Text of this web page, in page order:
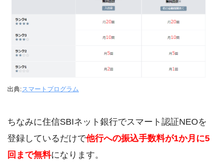
出典: スマートプログラム
ちなみに住信SBIネット銀行でスマート認証NEOを
登録しているだけで他行への振込手数料が1か月に5
回まで無料になります。